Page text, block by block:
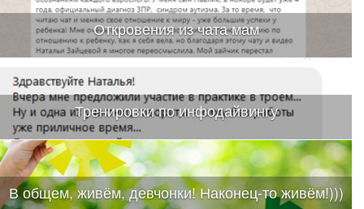
Откровения из чата мам
Тренировки по инфодайвингу
В общем, живём, девчонки! Наконец-то живём!)))